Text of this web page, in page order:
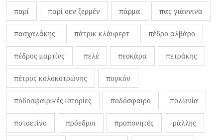
παρί παρί σεν ζερμέν πάρμα πας γιάννινα
πασχαλάκης πάτρικ κλάιφερτ πέδρο αλβάρο
πέδρος μαρτίνς πελέ πεσκάρα πετράκης
πέτρος κολοκοτρώνης πογκόν
ποδοσφαιρικές ιστορίες ποδόσφαιρο πολωνία
ποτσετίνο πρόεδροι προπονητές ράλλης